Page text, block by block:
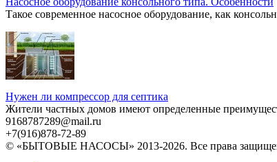
Такое современное насосное оборудование, как
Нужен ли компрессор для септика
Жители частных домов имеют определенные
9168787289@mail.ru
+7(916)878-72-89
© «БЫТОВЫЕ НАСОСЫ» 2013-2026. Все права